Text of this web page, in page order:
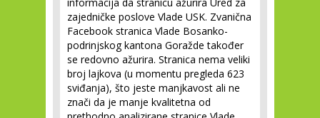
zajedničke poslove Vlade USK. Zvanična
Facebook stranica Vlade Bosanko-
podrinjskog kantona Goražde također
se redovno ažurira. Stranica nema veliki
broj lajkova (u momentu pregleda 623
sviđanja), što jeste manjkavost ali ne
znači da je manje kvalitetna od